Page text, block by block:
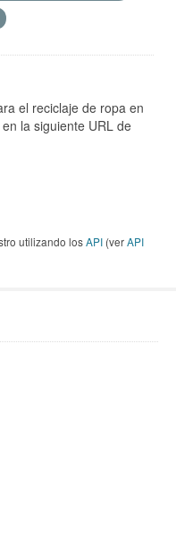
el reciclaje de ropa en
la siguiente URL de
utilizando losAPI (verAPI